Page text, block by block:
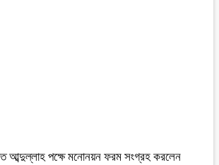
আব্দুল্লাহ পক্ষে মনোনয়ন ফরম সংগ্রহ করলেন